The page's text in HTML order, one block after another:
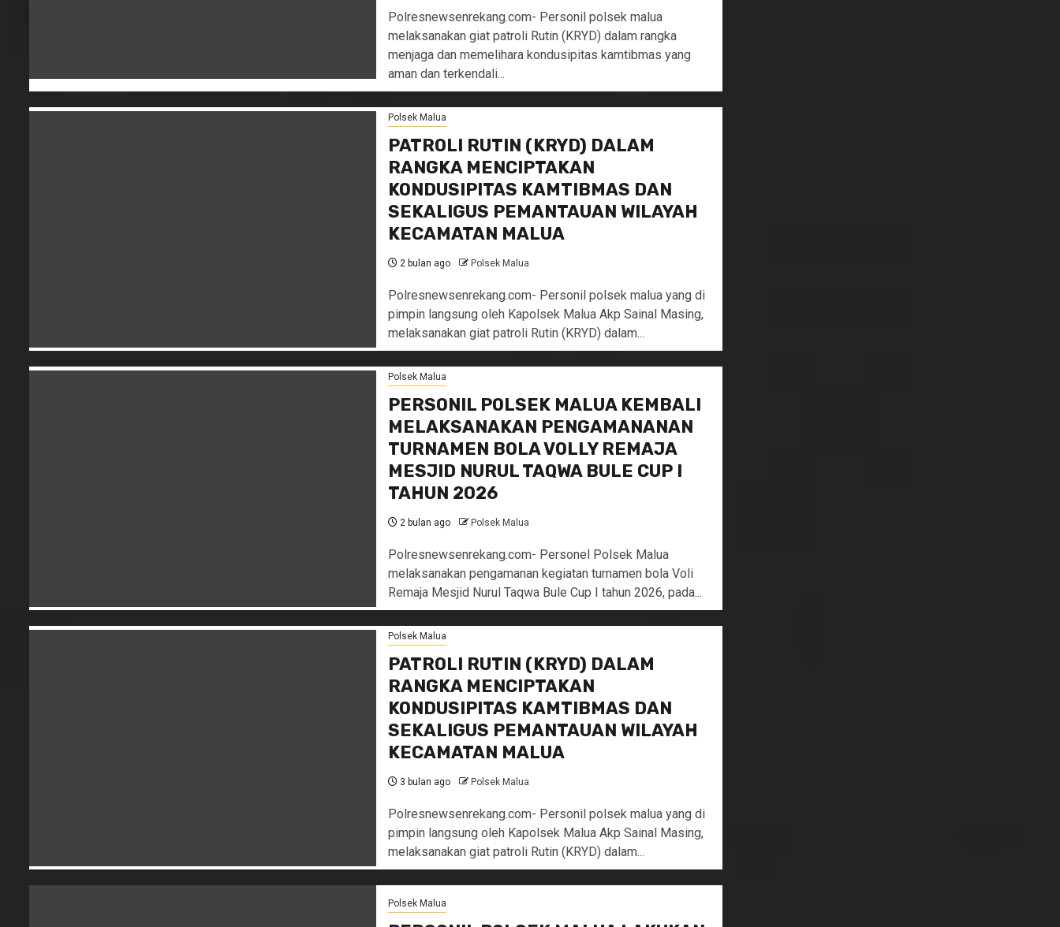
Polresnewsenrekang.com- Personil polsek malua
melaksanakan giat patroli Rutin (KRYD) dalam rangka
menjaga dan memelihara kondusipitas kamtibmas yang
aman dan terkendali...
Polsek Malua
PATROLI RUTIN (KRYD) DALAM
RANGKA MENCIPTAKAN
KONDUSIPITAS KAMTIBMAS DAN
SEKALIGUS PEMANTAUAN WILAYAH
KECAMATAN MALUA
2 bulan ago Polsek Malua
Polresnewsenrekang.com- Personil polsek malua yang di
pimpin langsung oleh Kapolsek Malua Akp Sainal Masing,
melaksanakan giat patroli Rutin (KRYD) dalam...
Polsek Malua
PERSONIL POLSEK MALUA KEMBALI
MELAKSANAKAN PENGAMANANAN
TURNAMEN BOLA VOLLY REMAJA
MESJID NURUL TAQWA BULE CUP I
TAHUN 2026
2 bulan ago Polsek Malua
Polresnewsenrekang.com- Personel Polsek Malua
melaksanakan pengamanan kegiatan turnamen bola Voli
Remaja Mesjid Nurul Taqwa Bule Cup I tahun 2026, pada...
Polsek Malua
PATROLI RUTIN (KRYD) DALAM
RANGKA MENCIPTAKAN
KONDUSIPITAS KAMTIBMAS DAN
SEKALIGUS PEMANTAUAN WILAYAH
KECAMATAN MALUA
3 bulan ago Polsek Malua
Polresnewsenrekang.com- Personil polsek malua yang di
pimpin langsung oleh Kapolsek Malua Akp Sainal Masing,
melaksanakan giat patroli Rutin (KRYD) dalam...
Polsek Malua